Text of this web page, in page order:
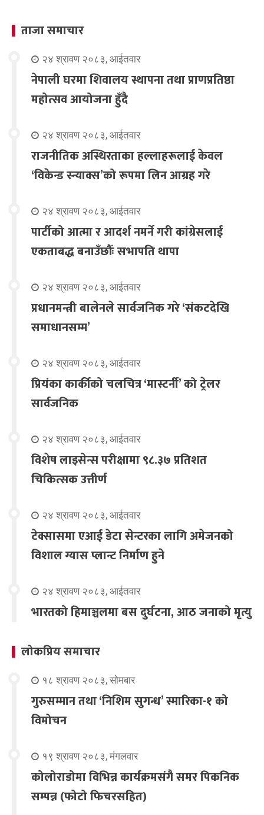
ताजा समाचार
२४ श्रावण २०८३, आईतवार
नेपाली घरमा शिवालय स्थापना तथा प्राणप्रतिष्ठा
महोत्सव आयोजना हुँदै
२४ श्रावण २०८३, आईतवार
राजनीतिक अस्थिरताका हल्लाहरूलाई केवल
‘विकेन्ड स्न्याक्स’को रूपमा लिन आग्रह गरे
२४ श्रावण २०८३, आईतवार
पार्टीको आत्मा र आदर्श नमर्ने गरी कांग्रेसलाई
एकताबद्ध बनाउँछौंः सभापति थापा
२४ श्रावण २०८३, आईतवार
प्रधानमन्त्री बालेनले सार्वजनिक गरे ‘संकटदेखि
समाधानसम्म’
२४ श्रावण २०८३, आईतवार
प्रियंका कार्कीको चलचित्र ‘मास्टर्नी’ को ट्रेलर
सार्वजनिक
२४ श्रावण २०८३, आईतवार
विशेष लाइसेन्स परीक्षामा ९८.३७ प्रतिशत
चिकित्सक उत्तीर्ण
२४ श्रावण २०८३, आईतवार
टेक्सासमा एआई डेटा सेन्टरका लागि अमेजनको
विशाल ग्यास प्लान्ट निर्माण हुने
२४ श्रावण २०८३, आईतवार
भारतको हिमाञ्चलमा बस दुर्घटना, आठ जनाको मृत्यु
लोकप्रिय समाचार
१८ श्रावण २०८३, सोमबार
गुरुसम्मान तथा ‘निशिम सुगन्ध’ स्मारिका-१ को
विमोचन
१९ श्रावण २०८३, मंगलवार
कोलोराडोमा विभिन्न कार्यक्रमसंगै समर पिकनिक
सम्पन्न (फोटो फिचरसहित)